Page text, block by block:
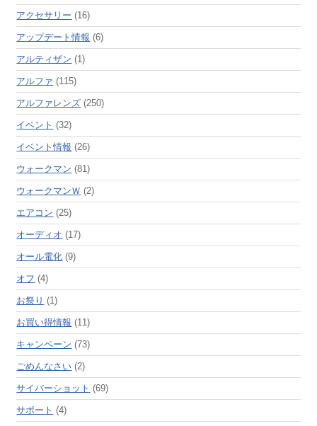
アクセサリー (16)
アップデート情報 (6)
アルティザン (1)
アルファ (115)
アルファレンズ (250)
イベント (32)
イベント情報 (26)
ウォークマン (81)
ウォークマンＷ (2)
エアコン (25)
オーディオ (17)
オール電化 (9)
オフ (4)
お祭り (1)
お買い得情報 (11)
キャンペーン (73)
ごめんなさい (2)
サイバーショット (69)
サポート (4)